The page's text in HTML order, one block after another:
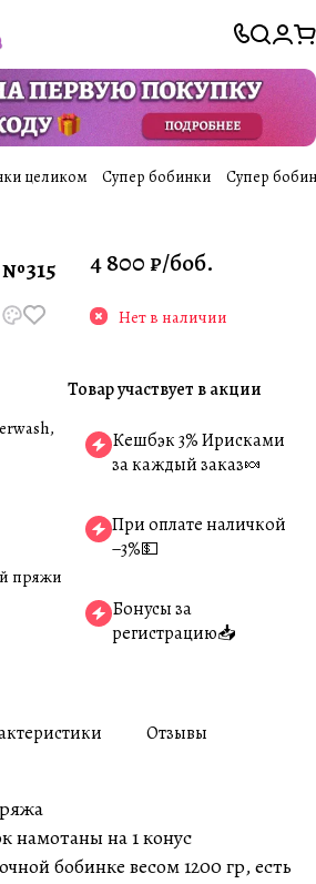
целиком Супер бобинки Супер
пряжи
4 800 ₽/боб.
Нет в наличии
Товар участвует в акции
Кешбэк 3% Ирисками
за каждый заказ🍬
При оплате наличкой
−3%💵
Бонусы за
регистрацию📥
Отзывы
намотаны на 1 конус
бобинке весом 1200 гр, есть